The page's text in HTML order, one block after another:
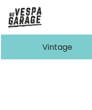
de resultaten
Vintage